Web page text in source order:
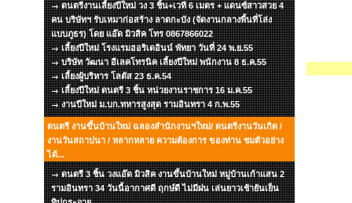
ดนตรีงานเลี้ยงปีใหม่ วง 3 ชิ้น+เวที 6 เมตร + แดนซ์สาวสวย 4
คน บริษัทฯ รับเหมาก่อสร้าง ลาดกะบัง (จัดงานกลางพื้นที่โล่ง
แบบภูธร) โดย แอ๊ด มิวสิค โทร 0867866022
เลี้ยงปีใหม่ โรงแรมฮอริเดอินน์ พัทยา วันที่ 24 พ.ย.55
บริษัท วัฒนา อีเลคโทรนิค เลี้ยงปีใหม่ พนักงาน 8 ธ.ค.55
เลี้ยงผู้บริหาร โลตัส 23 ธ.ค.54
เลี้ยงปีใหม่ ดนตรี 3 ชิ้น หน่วยงานราชการ 16 ม.ค.55
งานปีใหม่ ม.บก.ทหารสูงสุด รามอินทรา 4 ก.พ.55
ดนตรี งานขึ้นบ้านใหม่ ฉลองสำนักงานฯใหม่/ ดนตรีงานวันเกิด /
งานวันสถาปนา / หลากหลาย ความต้องการ ของท่าน ชมตัวอย่าง
ได้...
ดนตรี 3 ชิ้น วงแอ๊ด มิวสิค งานขึ้นบ้านใหม่ หมู่บ้านเก้าแสน 2
รามอินทรา 34 วันนี้อากาศดี ฤกษ์ดี ไม่มีฝน เล่นยาวเช้ายันเย็น